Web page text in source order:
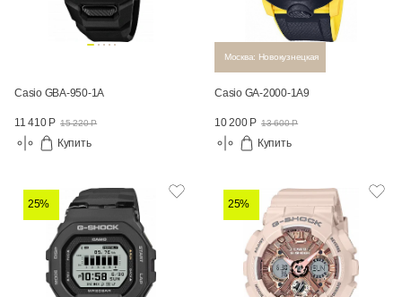
Casio GBA-950-1A
11 410 Р 15 220 Р
Купить
Москва: Новокузнецкая
Casio GA-2000-1A9
10 200 Р 13 600 Р
Купить
25% 25%